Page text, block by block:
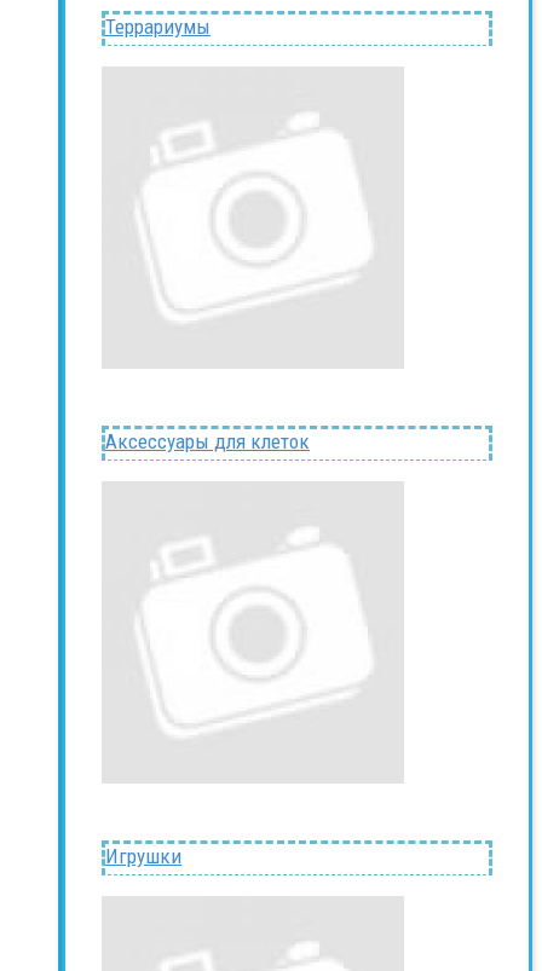
Террариумы
Аксессуары для клеток
Игрушки